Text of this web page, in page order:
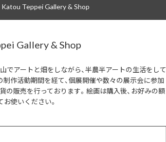
Katou Teppei Gallery & Shop
Gallery & Shop
でアートと畑をしながら、半農半アートの生活をして
作活動期間を経て、個展開催や数々の展示会に参加
の販売を行っております。絵画は購入後、お好みの額
お使いください。